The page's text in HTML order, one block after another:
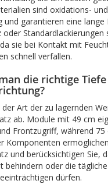
sind oxidations- und
garantieren eine lange
Standardlackierungen
sie bei Kontakt mit
schnell verfallen.
die richtige
Art der zu lagernden
ab. Module mit 49 cm
Frontzugriff, während 75
Komponenten
und berücksichtigen Sie,
behindern oder die tägliche
dürfen.